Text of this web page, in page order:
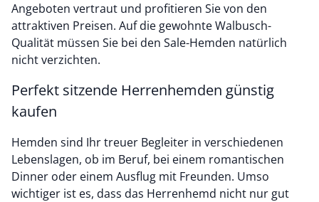
Angeboten vertraut und profitieren Sie von den
attraktiven Preisen. Auf die gewohnte Walbusch-
Qualität müssen Sie bei den Sale-Hemden natürlich
nicht verzichten.
Perfekt sitzende Herrenhemden günstig
kaufen
Hemden sind Ihr treuer Begleiter in verschiedenen
Lebenslagen, ob im Beruf, bei einem romantischen
Dinner oder einem Ausflug mit Freunden. Umso
wichtiger ist es, dass das Herrenhemd nicht nur gut